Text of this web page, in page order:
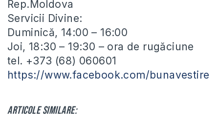
Rep.Moldova
Servicii Divine:
Duminică, 14:00​ – 16:00
Joi, 18:30 – 19:30 – ora de rugăciune
tel. +373 (68) 060601
https://www.facebook.com/bunavestire
Articole similare: